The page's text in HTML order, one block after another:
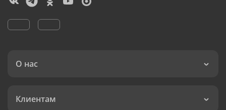
О нас
Клиентам